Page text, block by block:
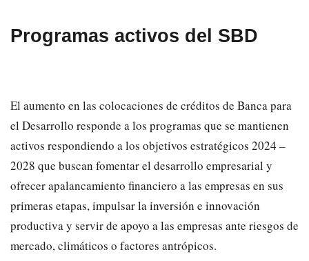
Programas activos del SBD
El aumento en las colocaciones de créditos de Banca para
el Desarrollo responde a los programas que se mantienen
activos respondiendo a los objetivos estratégicos 2024 –
2028 que buscan fomentar el desarrollo empresarial y
ofrecer apalancamiento financiero a las empresas en sus
primeras etapas, impulsar la inversión e innovación
productiva y servir de apoyo a las empresas ante riesgos de
mercado, climáticos o factores antrópicos.